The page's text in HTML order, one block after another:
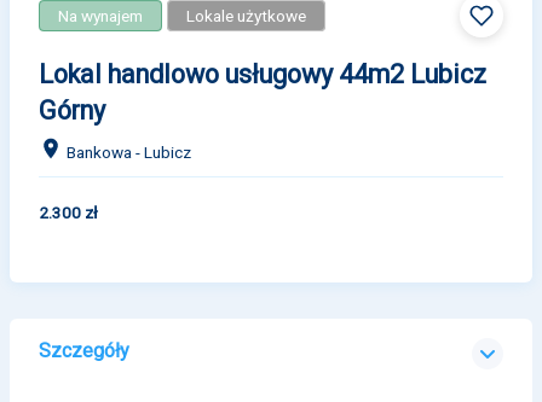
Na wynajem Lokale użytkowe
Lokal handlowo usługowy 44m2 Lubicz
Górny
Bankowa - Lubicz
2.300 zł
Szczegóły